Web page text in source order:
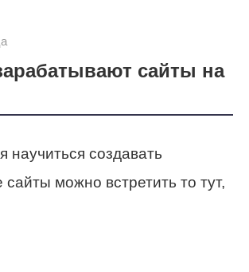
сайты на
научиться создавать
можно встретить то тут,